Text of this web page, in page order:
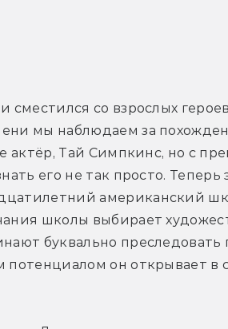
сместился со взрослых
мы наблюдаем за
актёр, Тай Симпкинс, но с
его не так просто.
американский
школы выбирает
буквально
потенциалом он открывает в